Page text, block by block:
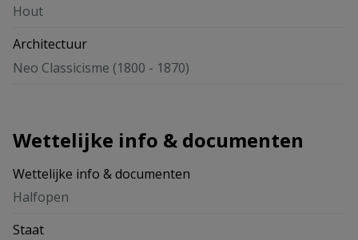
Hout
Architectuur
Neo Classicisme (1800 - 1870)
Wettelijke info & documenten
Wettelijke info & documenten
Halfopen
Staat